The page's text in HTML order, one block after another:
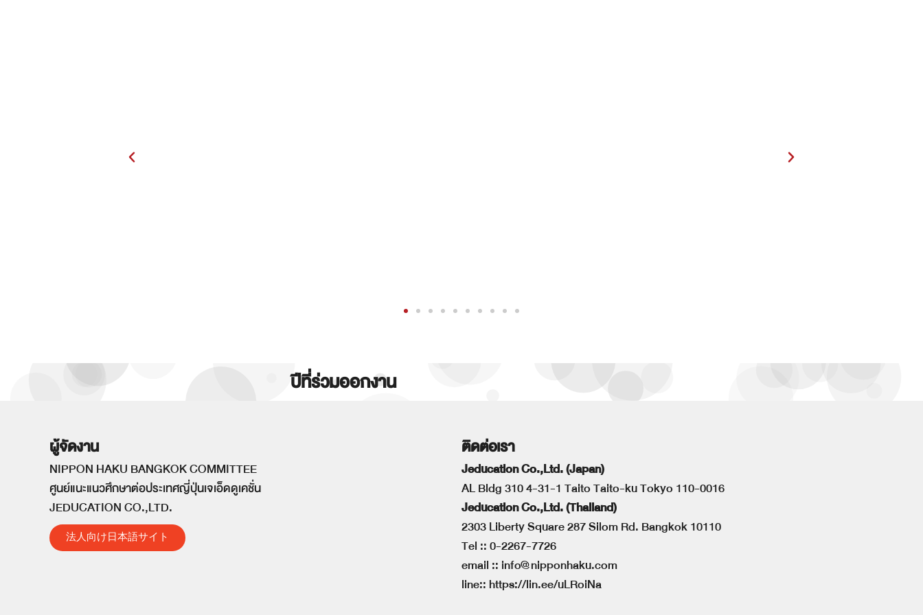
ปีที่ร่วมออกงาน
ผู้จัดงาน
NIPPON HAKU BANGKOK COMMITTEE
ศูนย์แนะแนวศึกษาต่อประเทศญี่ปุ่นเจเอ็ดดูเคชั่น
JEDUCATION CO.,LTD.
法人向け日本語サイト
ติดต่อเรา
Jeducation Co.,Ltd. (Japan)
AL Bldg 310 4-31-1 Taito Taito-ku Tokyo 110-0016
Jeducation Co.,Ltd. (Thailand)
2303 Liberty Square 287 Silom Rd. Bangkok 10110
Tel ::0-2267-7726
email :: info@nipponhaku.com
line::https://lin.ee/uLRoiNa